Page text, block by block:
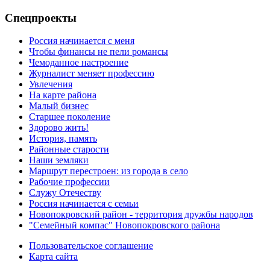
Спецпроекты
Россия начинается с меня
Чтобы финансы не пели романсы
Чемоданное настроение
Журналист меняет профессию
Увлечения
На карте района
Малый бизнес
Старшее поколение
Здорово жить!
История, память
Районные старости
Наши земляки
Маршрут перестроен: из города в село
Рабочие профессии
Служу Отечеству
Россия начинается с семьи
Новопокровский район - территория дружбы народов
"Семейный компас" Новопокровского района
Пользовательское соглашение
Карта сайта